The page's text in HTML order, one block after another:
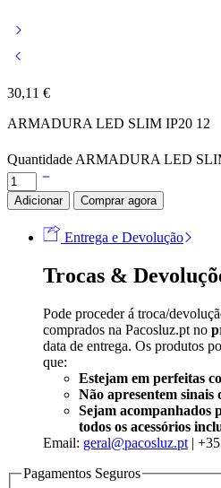
30,11 €
ARMADURA LED SLIM IP20 12
Quantidade ARMADURA LED
Adicionar Comprar agora
Entrega e Devolução
Trocas &
Pode proceder á troca/
comprados na Pacosluz.pt no
data de entrega. Os produtos
que:
Estejam em perfeitas
Não apresentem sinais
Sejam acompanhados
todos os acessórios
Email: geral@pacosluz.pt |
Pagamentos Seguros